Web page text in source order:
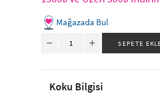
Mağazada Bul
Koku Bilgisi